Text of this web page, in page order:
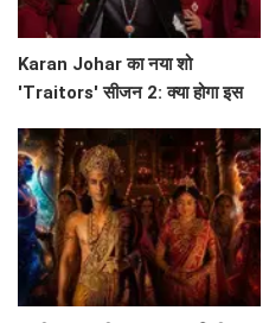
Karan Johar का नया शो
'Traitors' सीजन 2: क्या होगा इस